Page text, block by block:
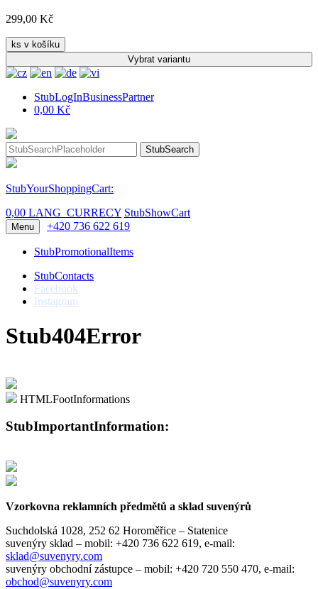
299,00 Kč
ks v košíku
Vybrat variantu
StubLogInBusinessPartner
0,00 Kč
StubSearch
StubYourShoppingCart:
0,00 LANG_CURRECY StubShowCart
Menu +420 736 622 619
StubPromotionalItems
StubContacts
Facebook
Instagram
Stub404Error
HTMLFootInformations
StubImportantInformation:
Vzorkovna reklamních předmětů a sklad suvenýrů
Suchdolská 1028, 252 62 Horoměřice – Statenice
suvenýry sklad – mobil: +420 736 622 619, e-mail:
sklad@suvenyry.com
suvenýry obchodní zástupce – mobil: +420 720 550 470, e-mail:
obchod@suvenyry.com